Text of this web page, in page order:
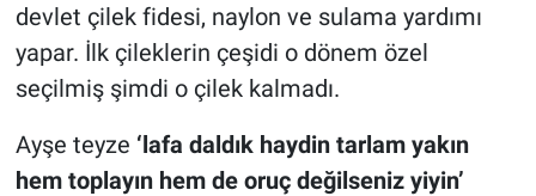
devlet çilek fidesi, naylon ve sulama yardımı
yapar. İlk çileklerin çeşidi o dönem özel
seçilmiş şimdi o çilek kalmadı.
Ayşe teyze ‘lafa daldık haydin tarlam yakın
hem toplayın hem de oruç değilseniz yiyin’